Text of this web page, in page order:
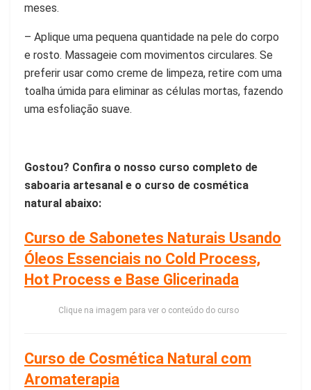
meses.
– Aplique uma pequena quantidade na pele do corpo
e rosto. Massageie com movimentos circulares. Se
preferir usar como creme de limpeza, retire com uma
toalha úmida para eliminar as células mortas, fazendo
uma esfoliação suave.
Gostou? Confira o nosso curso completo de
saboaria artesanal e o curso de cosmética
natural abaixo:
Curso de Sabonetes Naturais Usando
Óleos Essenciais no Cold Process,
Hot Process e Base Glicerinada
Clique na imagem para ver o conteúdo do curso
Curso de Cosmética Natural com
Aromaterapia